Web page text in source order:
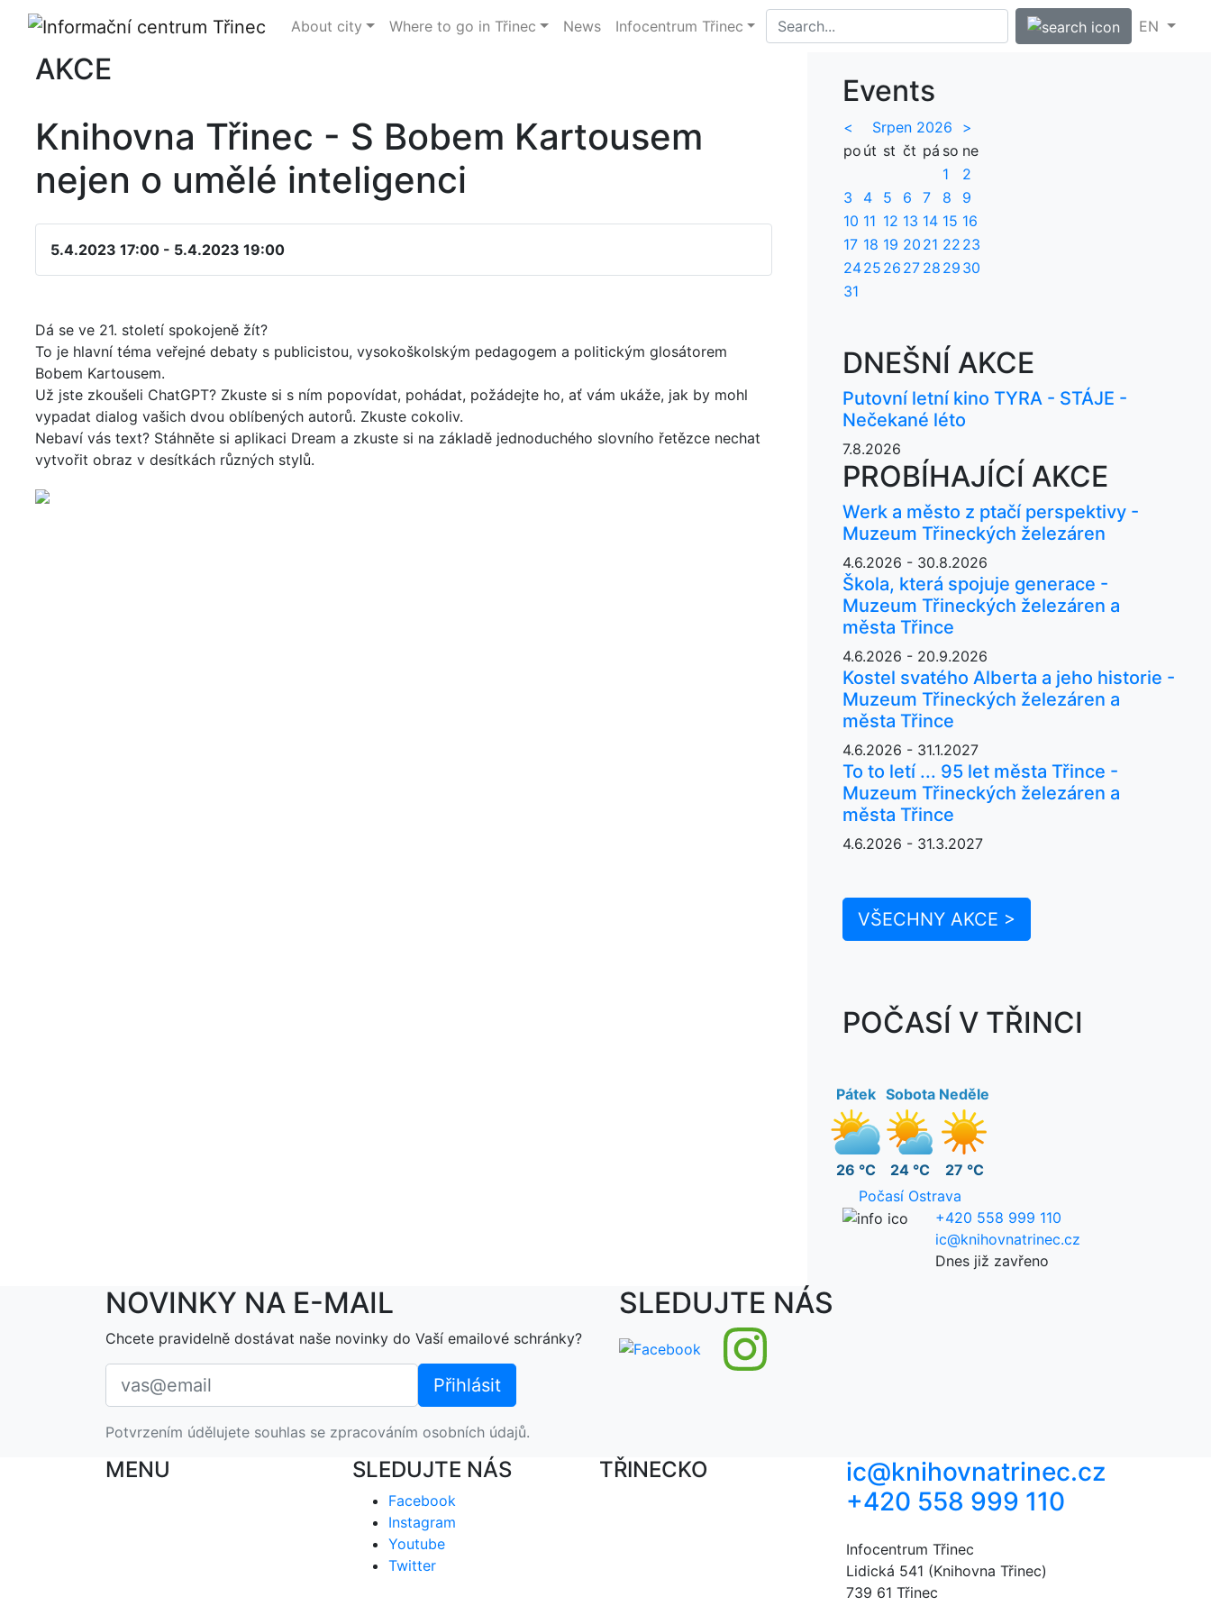
About city Where to go in Třinec News Infocentrum Třinec EN
AKCE
Knihovna Třinec - S Bobem Kartousem
nejen o umělé inteligenci
5.4.2023 17:00 - 5.4.2023 19:00
Dá se ve 21. století spokojeně žít?
To je hlavní téma veřejné debaty s publicistou, vysokoškolským pedagogem a politickým glosátorem
Bobem Kartousem.
Už jste zkoušeli ChatGPT? Zkuste si s ním popovídat, pohádat, požádejte ho, ať vám ukáže, jak by mohl
vypadat dialog vašich dvou oblíbených autorů. Zkuste cokoliv.
Nebaví vás text? Stáhněte si aplikaci Dream a zkuste si na základě jednoduchého slovního řetězce nechat
vytvořit obraz v desítkách různých stylů.
Events
< Srpen 2026
>
po út st čt pá so ne
1
2
3
4 5 6 7 8
9
10 11 12 13 14 15 16
17 18 19 20 21 22 23
2425 26 27 28 29 30
31
DNEŠNÍ AKCE
Putovní letní kino TYRA - STÁJE -
Nečekané léto
7.8.2026
PROBÍHAJÍCÍ AKCE
Werk a město z ptačí perspektivy -
Muzeum Třineckých železáren
4.6.2026 - 30.8.2026
Škola, která spojuje generace -
Muzeum Třineckých železáren a
města Třince
4.6.2026 - 20.9.2026
Kostel svatého Alberta a jeho historie -
Muzeum Třineckých železáren a
města Třince
4.6.2026 - 31.1.2027
To to letí ... 95 let města Třince -
Muzeum Třineckých železáren a
města Třince
4.6.2026 - 31.3.2027
VŠECHNY AKCE >
POČASÍ V TŘINCI
Pátek
26 °C
Sobota
24 °C
Neděle
27 °C
Počasí Ostrava
+420 558 999 110
ic@knihovnatrinec.cz
Dnes již zavřeno
NOVINKY NA E-MAIL
Chcete pravidelně dostávat naše novinky do Vaší emailové schránky?
Potvrzením údělujete souhlas se zpracováním osobních údajů.
SLEDUJTE NÁS
MENU SLEDUJTE NÁS
Facebook
Instagram
Youtube
Twitter
TŘINECKO
ic@knihovnatrinec.cz
+420 558 999 110
Infocentrum Třinec
Lidická 541 (Knihovna Třinec)
739 61 Třinec